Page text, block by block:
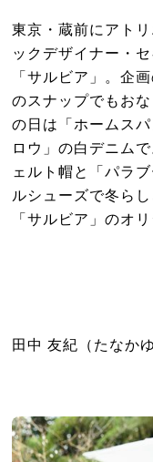
東京・蔵前にアト
ックデザイナー・
「サルビア」。企
のスナップでもお
の日は「ホームス
ロウ」の白デニム
ェルト帽と「パラ
ルシューズで冬ら
「サルビア」のオ
田中 友紀（たなか